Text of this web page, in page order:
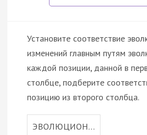
Установите соответствие
изменений главным путям
каждой позиции, данной в
столбце, подберите
позицию из второго столбца.
ЭВОЛЮЦИОН…